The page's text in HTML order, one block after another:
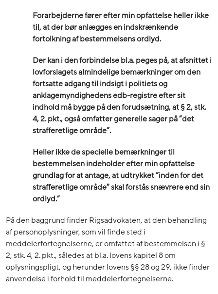
Forarbejderne fører efter min opfattelse heller ikke
til, at der bør anlægges en indskrænkende
fortolkning af bestemmelsens ordlyd.
Der kan i den forbindelse bl.a. peges på, at afsnittet i
lovforslagets almindelige bemærkninger om den
fortsatte adgang til indsigt i politiets og
anklagemyndighedens edb-registre efter sit
indhold må bygge på den forudsætning, at § 2, stk.
4, 2. pkt., også omfatter generelle sager på ”det
strafferetlige område”.
Heller ikke de specielle bemærkninger til
bestemmelsen indeholder efter min opfattelse
grundlag for at antage, at udtrykket ”inden for det
strafferetlige område” skal forstås snævrere end sin
ordlyd.”
På den baggrund finder Rigsadvokaten, at den behandling
af personoplysninger, som vil finde sted i
meddelerfortegnelserne, er omfattet af bestemmelsen i §
2, stk. 4, 2. pkt., således at bl.a. lovens kapitel 8 om
oplysningspligt, og herunder lovens §§ 28 og 29, ikke finder
anvendelse i forhold til meddelerfortegnelserne.